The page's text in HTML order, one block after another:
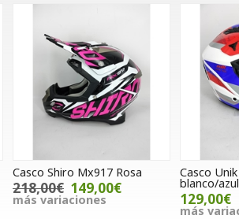
Rosa Casco Unik Pluton DV U-28
blanco/azul/rojo con máscara
129,00€